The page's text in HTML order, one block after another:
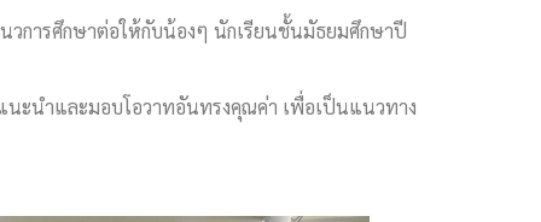
การศึกษาต่อให้กับน้องๆ นักเรียนชั้นมัธยมศึกษาปี
นะนำและมอบโอวาทอันทรงคุณค่า เพื่อเป็นแนวทาง